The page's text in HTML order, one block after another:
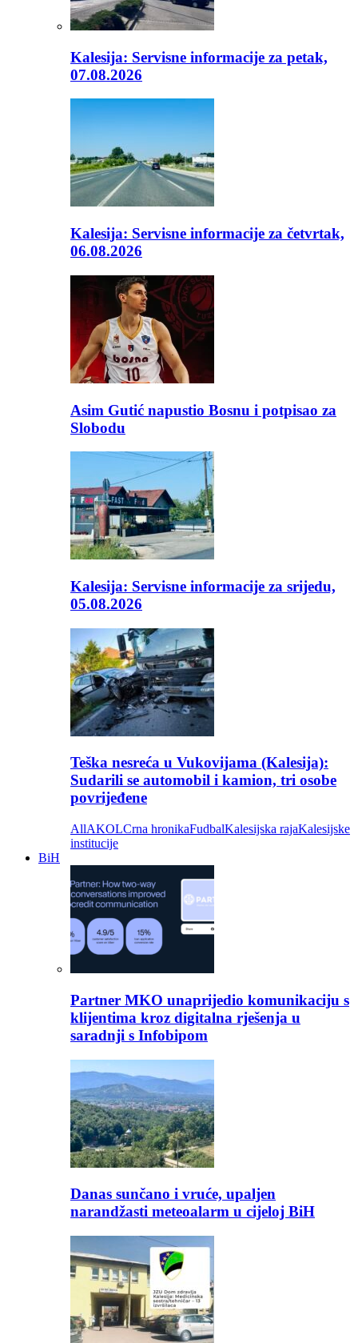
Kalesija: Servisne informacije za petak,
07.08.2026
Kalesija: Servisne informacije za četvrtak,
06.08.2026
Asim Gutić napustio Bosnu i potpisao za
Slobodu
Kalesija: Servisne informacije za srijedu,
05.08.2026
Teška nesreća u Vukovijama (Kalesija):
Sudarili se automobil i kamion, tri osobe
povrijeđene
AllAKOLCrna hronikaFudbalKalesijska rajaKalesijske
institucije
BiH
Partner MKO unaprijedio komunikaciju s
klijentima kroz digitalna rješenja u
saradnji s Infobipom
Danas sunčano i vruće, upaljen
narandžasti meteoalarm u cijeloj BiH